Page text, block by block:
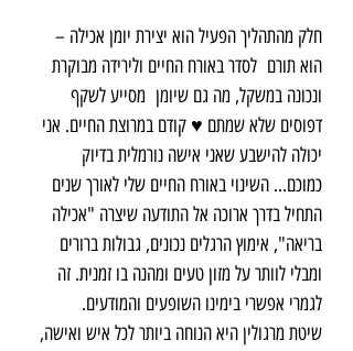
חלק מהתהליך הפעיל הוא יצירת יומן אכילה –
הוא תורם לסדר באורח החיים ולירידה מבוקרת
ונכונה במשקל, מה גם שיומן מסייע לשקף
דפוסים שלא שמתם ♥ קודם במרוצת החיים. אני
יכולה להישבע שאני אישה נורמלית בדיוק
כמוכם... השינוי באורח החיים שלי לאורך שנים
התחיל בדרך ארוכה אל התודעה שיצרה "אכילה
בריאה", אימוץ הרגלים נכונים, גבולות ברורים
ומבלי לוותר על מזון טעים ומהנה בו זמנית. זה
לגמרי אפשרי בימינו השופעים והמודעים.
שיטת מרגולין היא הנוחה ביותר לכל איש ואישה,